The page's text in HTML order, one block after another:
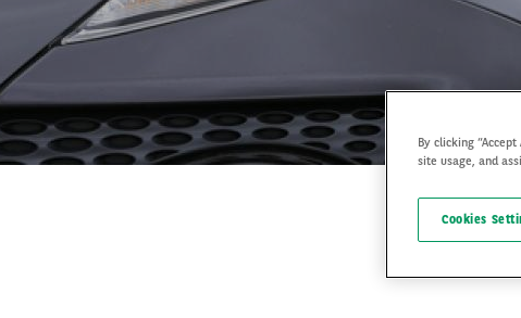
By clicking
site usage, and
Cookies